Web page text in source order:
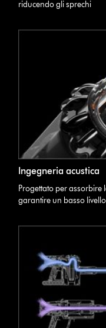
riducendo gli sprechi
Ingegneria acustica
Progettato per
garantire un basso